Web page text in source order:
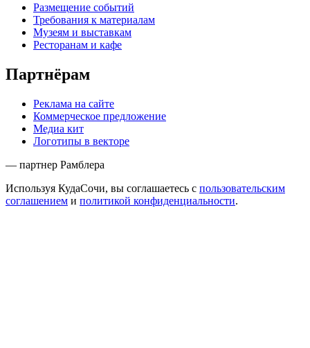
Размещение событий
Требования к материалам
Музеям и выставкам
Ресторанам и кафе
Партнёрам
Реклама на сайте
Коммерческое предложение
Медиа кит
Логотипы в векторе
— партнер Рамблера
Используя КудаСочи, вы соглашаетесь с пользовательским
соглашением и политикой конфиденциальности.